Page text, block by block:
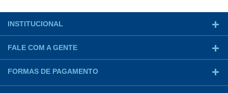
INSTITUCIONAL
FALE COM A GENTE
FORMAS DE PAGAMENTO